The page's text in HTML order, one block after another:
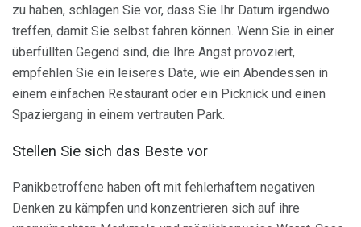
zu haben, schlagen Sie vor, dass Sie Ihr Datum irgendwo
treffen, damit Sie selbst fahren können. Wenn Sie in einer
überfüllten Gegend sind, die Ihre Angst provoziert,
empfehlen Sie ein leiseres Date, wie ein Abendessen in
einem einfachen Restaurant oder ein Picknick und einen
Spaziergang in einem vertrauten Park.
Stellen Sie sich das Beste vor
Panikbetroffene haben oft mit fehlerhaftem negativen
Denken zu kämpfen und konzentrieren sich auf ihre